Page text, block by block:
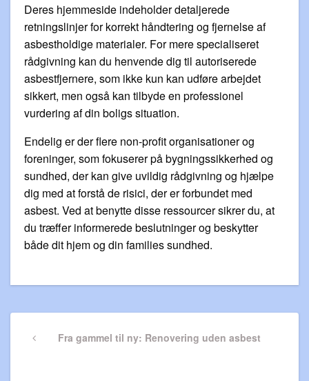
Deres hjemmeside indeholder detaljerede
retningslinjer for korrekt håndtering og fjernelse af
asbestholdige materialer. For mere specialiseret
rådgivning kan du henvende dig til autoriserede
asbestfjernere, som ikke kun kan udføre arbejdet
sikkert, men også kan tilbyde en professionel
vurdering af din boligs situation.
Endelig er der flere non-profit organisationer og
foreninger, som fokuserer på bygningssikkerhed og
sundhed, der kan give uvildig rådgivning og hjælpe
dig med at forstå de risici, der er forbundet med
asbest. Ved at benytte disse ressourcer sikrer du, at
du træffer informerede beslutninger og beskytter
både dit hjem og din families sundhed.
Indlægsnavigation
PreviousFra gammel til ny: Renovering uden asbest